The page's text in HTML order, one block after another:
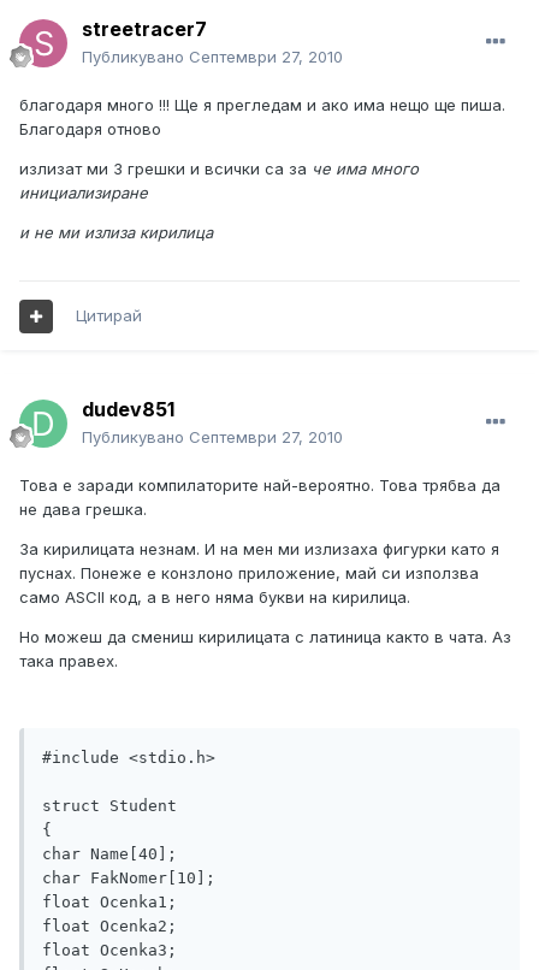
streetracer7
Публикувано Септември 27, 2010
благодаря много !!! Ще я прегледам и ако има нещо ще пиша.
Благодаря отново
излизат ми 3 грешки и всички са за че има много
инициализиране
и не ми излиза кирилица
Цитирай
dudev851
Публикувано Септември 27, 2010
Това е заради компилаторите най-вероятно. Това трябва да
не дава грешка.
За кирилицата незнам. И на мен ми излизаха фигурки като я
пуснах. Понеже е конзлоно приложение, май си използва
само ASCII код, а в него няма букви на кирилица.
Но можеш да смениш кирилицата с латиница както в чата. Аз
така правех.
#include <stdio.h>
struct Student
{
char Name[40];
char FakNomer[10];
float Ocenka1;
float Ocenka2;
float Ocenka3;